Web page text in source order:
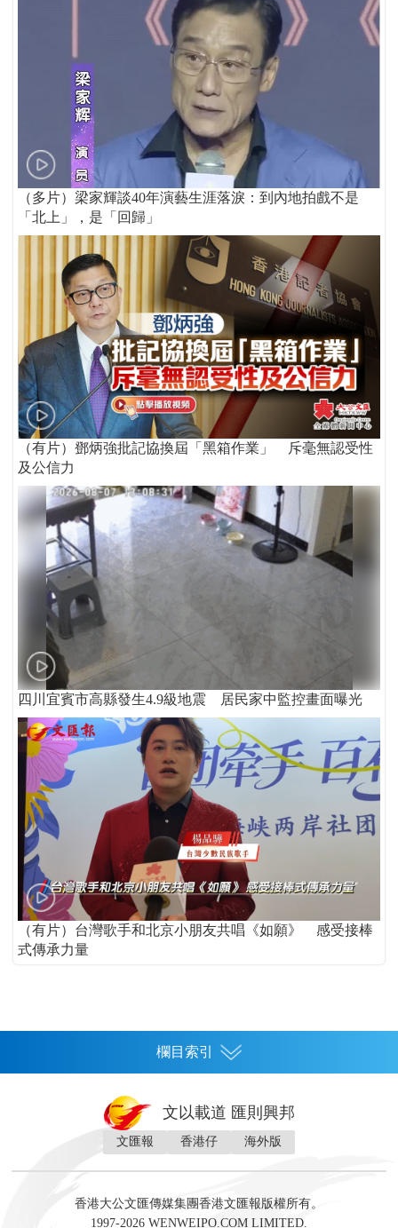
（多片）梁家輝談40年演藝生涯落淚：到內地拍戲不是
「北上」，是「回歸」
（有片）鄧炳強批記協換屆「黑箱作業」 斥毫無認受性
及公信力
四川宜賓市高縣發生4.9級地震 居民家中監控畫面曝光
（有片）台灣歌手和北京小朋友共唱《如願》 感受接棒
式傳承力量
欄目索引
灣區人
財經 地產 投資 財評 數字經濟
文以載道 匯則興邦
文匯報 香港仔 海外版
香港大公文匯傳媒集團香港文匯報版權所有。
1997-2026 WENWEIPO.COM LIMITED.